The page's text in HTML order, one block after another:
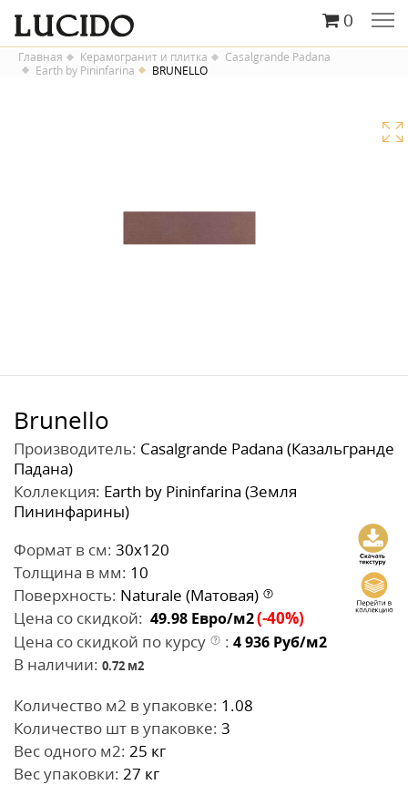
0
Главная Керамогранит и плитка
Casalgrande Padana
Earth by Pininfarina
BRUNELLO
Brunello
Производитель: Casalgrande Padana (Казальгранде
Падана)
Коллекция: Earth by Pininfarina (Земля
Пининфарины)
Формат в см: 30x120
Толщина в мм: 10
Поверхность: Naturale (Матовая)
Цена со скидкой: 49.98 Евро/м2(-40%)
Цена со скидкой по курсу
: 4 936 Руб/м2
В наличии: 0.72 м2
Количество м2 в упаковке: 1.08
Количество шт в упаковке: 3
Вес одного м2: 25 кг
Вес упаковки: 27 кг